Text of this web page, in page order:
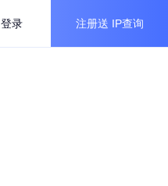
登录 注册送 IP查询